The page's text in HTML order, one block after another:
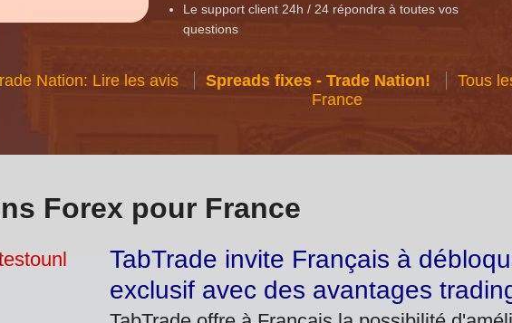
Le support client 24h / 24 répondra à toutes vos
questions
Nation: Lire les avis Spreads fixes - Trade Nation!
Tous
France
Forex pour France
TabTrade invite Français à
exclusif avec des avantages